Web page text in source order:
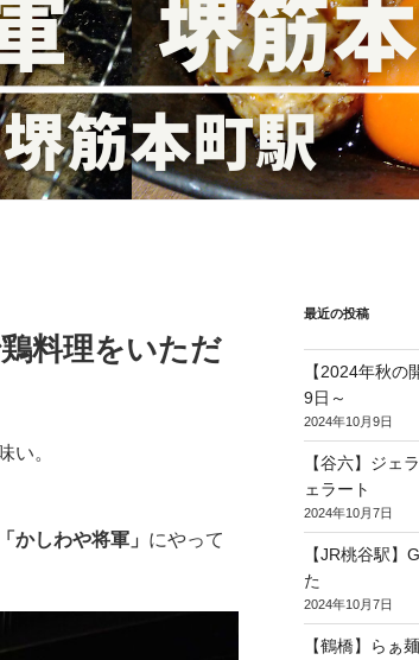
料理をいただ
い。
かしわや将軍」 にやって
最近の投稿
【2024年秋の
9日～
2024年10月9日
【谷六】ジェ
ェラート
2024年10月7日
【JR桃谷駅】
た
2024年10月7日
【鶴橋】らぁ